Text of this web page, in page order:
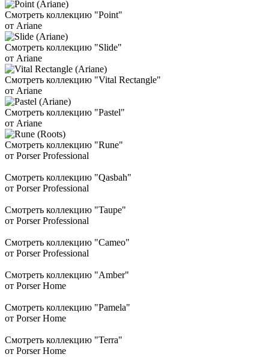
Смотреть коллекцию "Point"
от Ariane
Смотреть коллекцию "Slide"
от Ariane
Смотреть коллекцию "Vital Rectangle"
от Ariane
Смотреть коллекцию "Pastel"
от Ariane
Смотреть коллекцию "Rune"
от Porser Professional
Смотреть коллекцию "Qasbah"
от Porser Professional
Смотреть коллекцию "Taupe"
от Porser Professional
Смотреть коллекцию "Cameo"
от Porser Professional
Смотреть коллекцию "Amber"
от Porser Home
Смотреть коллекцию "Pamela"
от Porser Home
Смотреть коллекцию "Terra"
от Porser Home